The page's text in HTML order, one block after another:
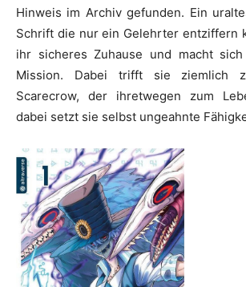
Hinweis im Archiv gefunden. Ein
Schrift die nur ein Gelehrter entziffern
ihr sicheres Zuhause und macht
Mission. Dabei trifft sie ziemlich
Scarecrow, der ihretwegen zum
dabei setzt sie selbst ungeahnte